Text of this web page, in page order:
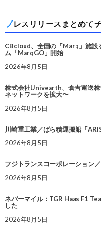
プレスリリースまとめて
CBcloud、全国の「Marq」施設
ム「MarqGO」開始
2026年8月5日
株式会社Univearth、倉吉運送
ネットワークを拡大〜
2026年8月5日
川崎重工業／ばら積運搬船「
2026年8月5日
フジトランスコーポレーション
2026年8月5日
ネバーマイル：TGR Haas F1
した
2026年8月5日